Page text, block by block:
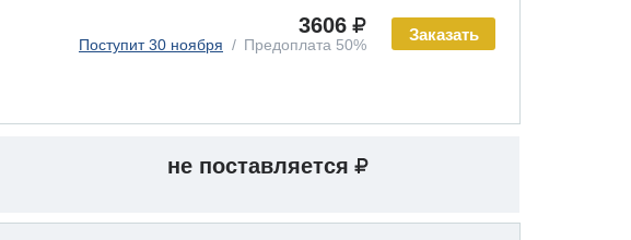
Заказать
3606
Поступит 30 ноября Предоплата 50%
не поставляется